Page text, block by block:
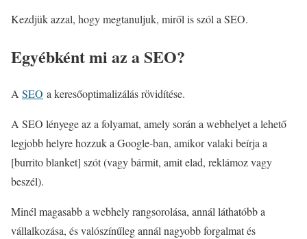
Kezdjük azzal, hogy megtanuljuk, miről is szól a SEO.
Egyébként mi az a SEO?
A SEO a keresőoptimalizálás rövidítése.
A SEO lényege az a folyamat, amely során a webhelyet a lehető
legjobb helyre hozzuk a Google-ban, amikor valaki beírja a
[burrito blanket] szót (vagy bármit, amit elad, reklámoz vagy
beszél).
Minél magasabb a webhely rangsorolása, annál láthatóbb a
vállalkozása, és valószínűleg annál nagyobb forgalmat és